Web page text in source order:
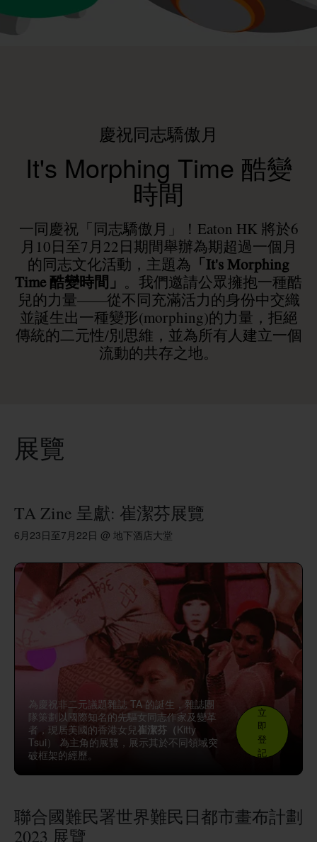
慶祝同志驕傲月
It's Morphing Time 酷變
時間
一同慶祝「同志驕傲月」！Eaton HK 將於6
月10日至7月22日期間舉辦為期超過一個月
的同志文化活動，主題為 「It's Morphing
Time酷變時間 」 。我們邀請公眾擁抱一種酷
兒的力量——從不同充滿活力的身份中交織
並誕生出一種變形(morphing)的力量，拒絕
傳統的二元性/別思維，並為所有人建立一個
流動的共存之地。
展覽
TA Zine 呈獻: 崔潔芬展覽
6月23日至7月22日 @ 地下酒店大堂
為慶祝非二元議題雜誌 TA 的誕生，雜誌團
隊策劃以國際知名的先驅女同志作家及變革
者，現居美國的香港女兒崔潔芬（Kitty
Tsui） 為主角的展覽，展示其於不同領域突
破框架的經歷。
立
即
登
記
聯合國難民署世界難民日都市畫布計劃
2023 展覽